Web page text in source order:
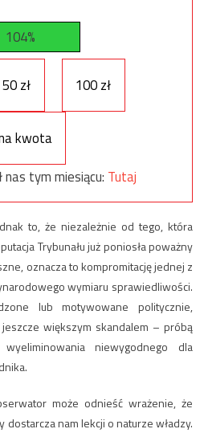
104%
50 zł 100 zł
kwota
tym miesiącu: Tutaj
to, że niezależnie od tego, która
Trybunału już poniosła poważny
oznacza to kompromitację jednej z
wymiaru sprawiedliwości.
lub motywowane politycznie,
większym skandalem – próbą
niewygodnego dla
może odnieść wrażenie, że
nam lekcji o naturze władzy.